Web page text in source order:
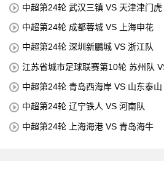
中超第24轮 武汉三镇 VS 天津津门虎
中超第24轮 成都蓉城 VS 上海申花
中超第24轮 深圳新鵬城 VS 浙江队
江苏省城市足球联赛第10轮 苏州队
中超第24轮 青岛西海岸 VS 山东泰山
中超第24轮 辽宁铁人 VS 河南队
中超第24轮 上海海港 VS 青岛海牛